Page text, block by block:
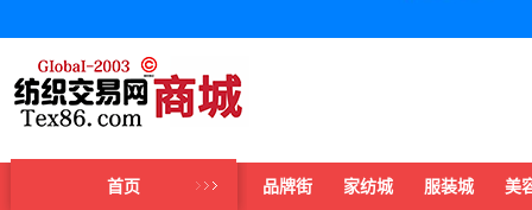
首页 品牌街 家纺城 服装城 美